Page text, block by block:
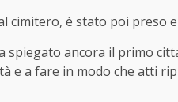
cimitero, è stato poi preso
spiegato ancora il primo
e a fare in modo che atti